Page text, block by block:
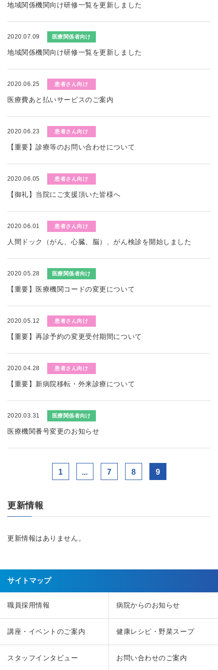
地域関係機関向け研修一覧を更新しました
2020.07.09 医療関係者向け
地域関係機関向け研修一覧を更新しました
2020.06.25 患者さん向け
医療費あと払いサービスのご案内
2020.06.23 患者さん向け
【重要】診療等のお問い合わせについて
2020.06.05 患者さん向け
【御礼】当院にご支援頂いた皆様へ
2020.06.01 患者さん向け
人間ドック（がん、心臓、脳）、がん検診を開始しました
2020.05.28 医療関係者向け
【重要】医療機関コードの変更について
2020.05.12 患者さん向け
【重要】再診予約の変更受付期間について
2020.04.28 患者さん向け
【重要】新病院移転・外来診療について
2020.03.31 医療関係者向け
医療機関番号変更のお知らせ
1 ... 7 8 9
更新情報
更新情報はありません。
サイトマップ
職員採用情報 病院からのお知らせ
講座・イベントのご案内 健康レシピ・野菜スープ
スタッフインタビュー お問い合わせのご案内